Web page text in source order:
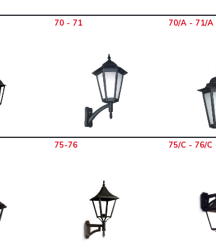
70 - 71 70/A - 71/A
75-76 75/C - 76/C